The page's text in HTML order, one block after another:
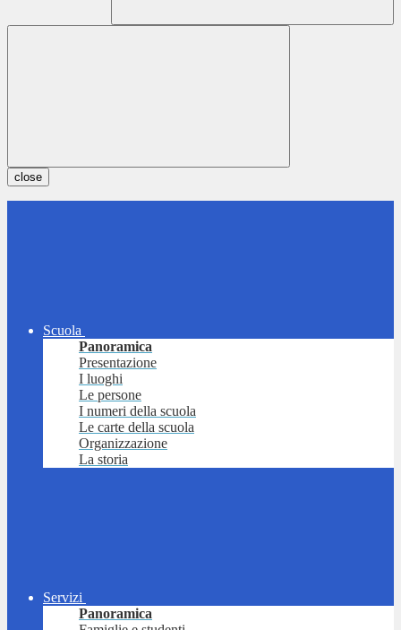
close
Scuola
Panoramica
Presentazione
I luoghi
Le persone
I numeri della scuola
Le carte della scuola
Organizzazione
La storia
Servizi
Panoramica